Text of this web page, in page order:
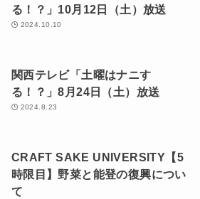
る！？」10月12日（土）放送
2024.10.10
関西テレビ「土曜はナニす
る！？」8月24日（土）放送
2024.8.23
CRAFT SAKE UNIVERSITY【5
時限目】野菜と能登の復興につい
て